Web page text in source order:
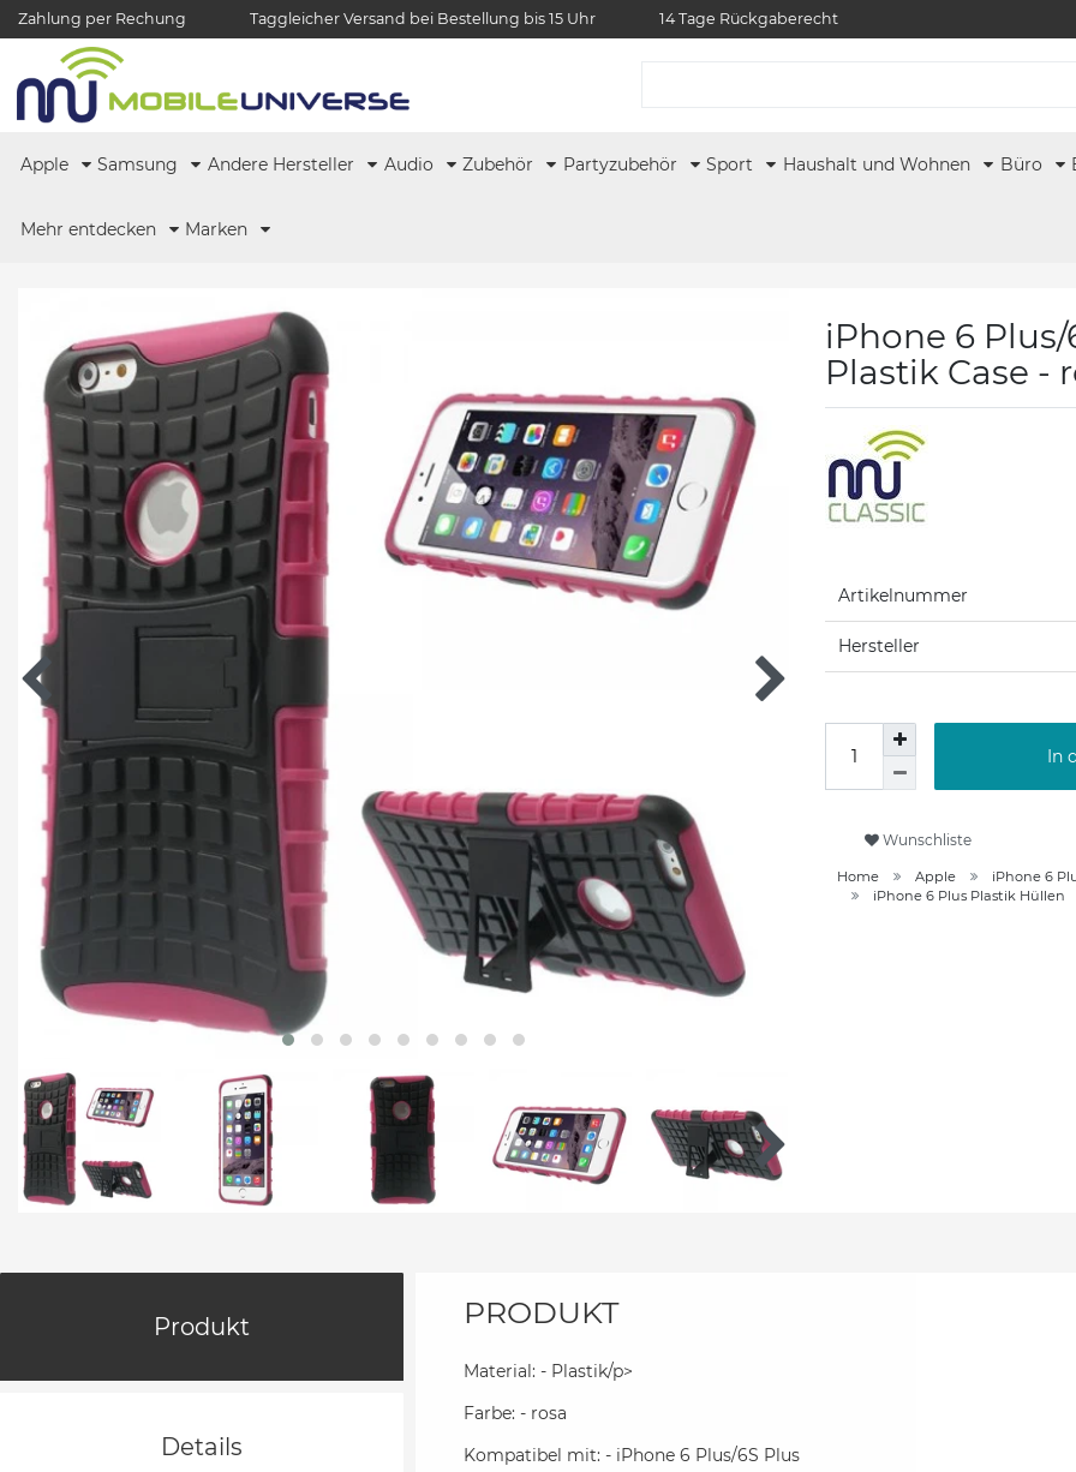
Zahlung per Rechung Taggleicher Versand bei Bestellung bis 15 Uhr 14 Tage Rückgaberecht
Apple Samsung Andere Hersteller Audio Zubehör Partyzubehör Sport Haushalt und Wohnen Büro
Mehr entdecken Marken
iPhone 6
Plastik Case -
Artikelnummer
Hersteller
In
Wunschliste
Home Apple
iPhone 6
iPhone 6 Plus Plastik Hüllen
Produkt
Details
PRODUKT
Material: - Plastik/p>
Farbe: - rosa
Kompatibel mit: - iPhone 6 Plus/6S Plus